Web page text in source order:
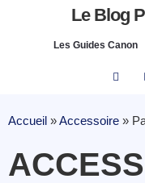
Le Blog
Les Guides Canon
Accueil »Accessoire »